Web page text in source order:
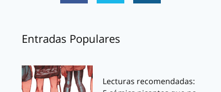
Entradas Populares
Lecturas recomendadas: